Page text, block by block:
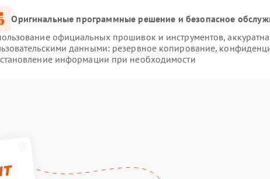
Оригинальные программные решение и безопасное
официальных прошивок и инструментов,
данными: резервное копирование,
информации при необходимости